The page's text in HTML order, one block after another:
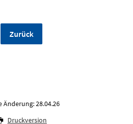
Zurück
Änderung: 28.04.26
Druckversion